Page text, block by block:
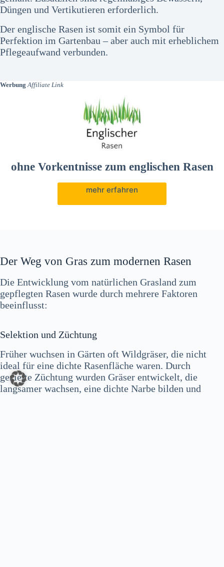
Düngen und Vertikutieren erforderlich.
Der englische Rasen ist somit ein Symbol für
Perfektion im Gartenbau – aber auch mit erheblichem
Pflegeaufwand verbunden.
WerbungAffiliate Link
ohne Vorkentnisse zum englischen Rasen
mehr erfahren
Der Weg von Gras zum modernen Rasen
Die Entwicklung vom natürlichen Grasland zum
gepflegten Rasen wurde durch mehrere Faktoren
beeinflusst:
Selektion und Züchtung
Früher wuchsen in Gärten oft Wildgräser, die nicht
ideal für eine dichte Rasenfläche waren. Durch
gezielte Züchtung wurden Gräser entwickelt, die
langsamer wachsen, eine dichte Narbe bilden und